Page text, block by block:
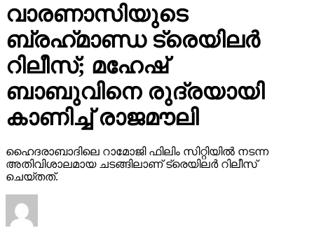
വാരണാസിയുടെ
ബ്രഹ്‌മാണ്ഡ ട്രെയിലര്‍
റിലീസ്; മഹേഷ്
ബാബുവിനെ രുദ്രയായി
കാണിച്ച് രാജമൗലി
ഹൈദരാബാദിലെ റാമോജി ഫിലിം സിറ്റിയില്‍ നടന്ന
അതിവിശാലമായ ചടങ്ങിലാണ് ട്രെയിലര്‍ റിലീസ്
ചെയ്തത്.